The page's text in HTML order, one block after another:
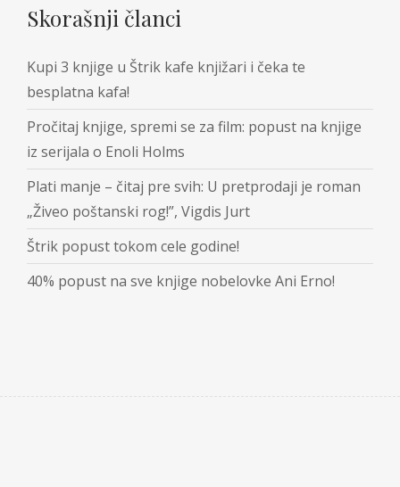
Skorašnji članci
Kupi 3 knjige u Štrik kafe knjižari i čeka te
besplatna kafa!
Pročitaj knjige, spremi se za film: popust na knjige
iz serijala o Enoli Holms
Plati manje – čitaj pre svih: U pretprodaji je roman
„Živeo poštanski rog!”, Vigdis Jurt
Štrik popust tokom cele godine!
40% popust na sve knjige nobelovke Ani Erno!